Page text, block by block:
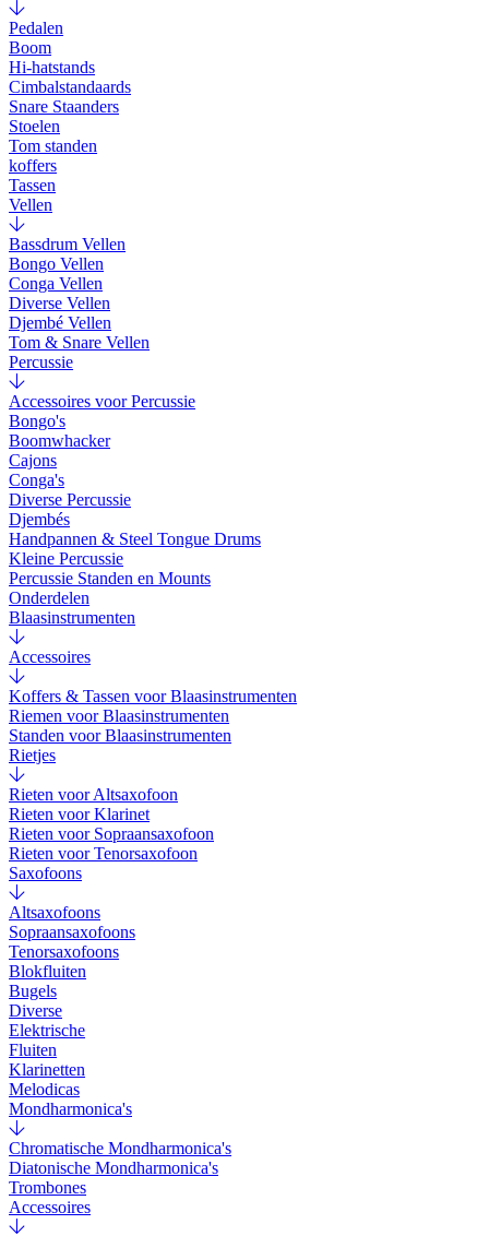
Pedalen
Boom
Hi-hatstands
Cimbalstandaards
Snare Staanders
Stoelen
Tom standen
koffers
Tassen
Vellen
Bassdrum Vellen
Bongo Vellen
Conga Vellen
Diverse Vellen
Djembé Vellen
Tom & Snare Vellen
Percussie
Accessoires voor Percussie
Bongo's
Boomwhacker
Cajons
Conga's
Diverse Percussie
Djembés
Handpannen & Steel Tongue Drums
Kleine Percussie
Percussie Standen en Mounts
Onderdelen
Blaasinstrumenten
Accessoires
Koffers & Tassen voor Blaasinstrumenten
Riemen voor Blaasinstrumenten
Standen voor Blaasinstrumenten
Rietjes
Rieten voor Altsaxofoon
Rieten voor Klarinet
Rieten voor Sopraansaxofoon
Rieten voor Tenorsaxofoon
Saxofoons
Altsaxofoons
Sopraansaxofoons
Tenorsaxofoons
Blokfluiten
Bugels
Diverse
Elektrische
Fluiten
Klarinetten
Melodicas
Mondharmonica's
Chromatische Mondharmonica's
Diatonische Mondharmonica's
Trombones
Accessoires